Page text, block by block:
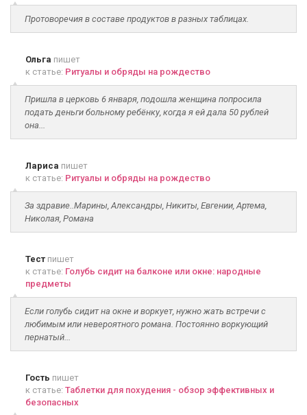
Протоворечия в составе продуктов в разных таблицах.
Ольга пишет
к статье: Ритуалы и обряды на рождество
Пришла в церковь 6 января, подошла женщина попросила
подать деньги больному ребёнку, когда я ей дала 50 рублей
она...
Лариса пишет
к статье: Ритуалы и обряды на рождество
За здравие..Марины, Александры, Никиты, Евгении, Артема,
Николая, Романа
Тест пишет
к статье: Голубь сидит на балконе или окне: народные
предметы
Если голубь сидит на окне и воркует, нужно жать встречи с
любимым или невероятного романа. Постоянно воркующий
пернатый...
Гость пишет
к статье: Таблетки для похудения - обзор эффективных и
безопасных